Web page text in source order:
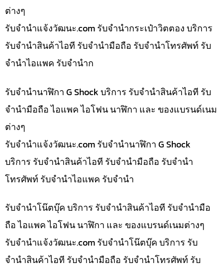
ต่างๆ
รับจํานําแจ้งวัฒนะ.com รับจำนำกระเป๋าวิตตอง บริการ
รับจำนำสินค้าไอที รับจำนำมือถือ รับจำนำโทรศัพท์ รับ
จำนำไอแพค รับจำนำก
รับจำนำนาฬิกา G Shock บริการ รับจำนำสินค้าไอที รับ
จำนำมือถือ ไอแพค ไอโฟน นาฬิกา และ ของแบรนด์เนม
ต่างๆ
รับจํานําแจ้งวัฒนะ.com รับจำนำนาฬิกา G Shock
บริการ รับจำนำสินค้าไอที รับจำนำมือถือ รับจำนำ
โทรศัพท์ รับจำนำไอแพค รับจำนำ
รับจำนำโน๊ตบุ๊ค บริการ รับจำนำสินค้าไอที รับจำนำมือ
ถือ ไอแพค ไอโฟน นาฬิกา และ ของแบรนด์เนมต่างๆ
รับจํานําแจ้งวัฒนะ.com รับจำนำโน๊ตบุ๊ค บริการ รับ
จำนำสินค้าไอที รับจำนำมือถือ รับจำนำโทรศัพท์ รับ